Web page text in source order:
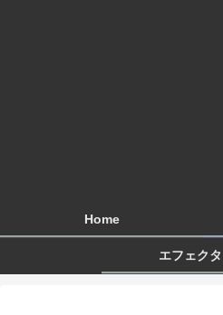
Home
エフェク